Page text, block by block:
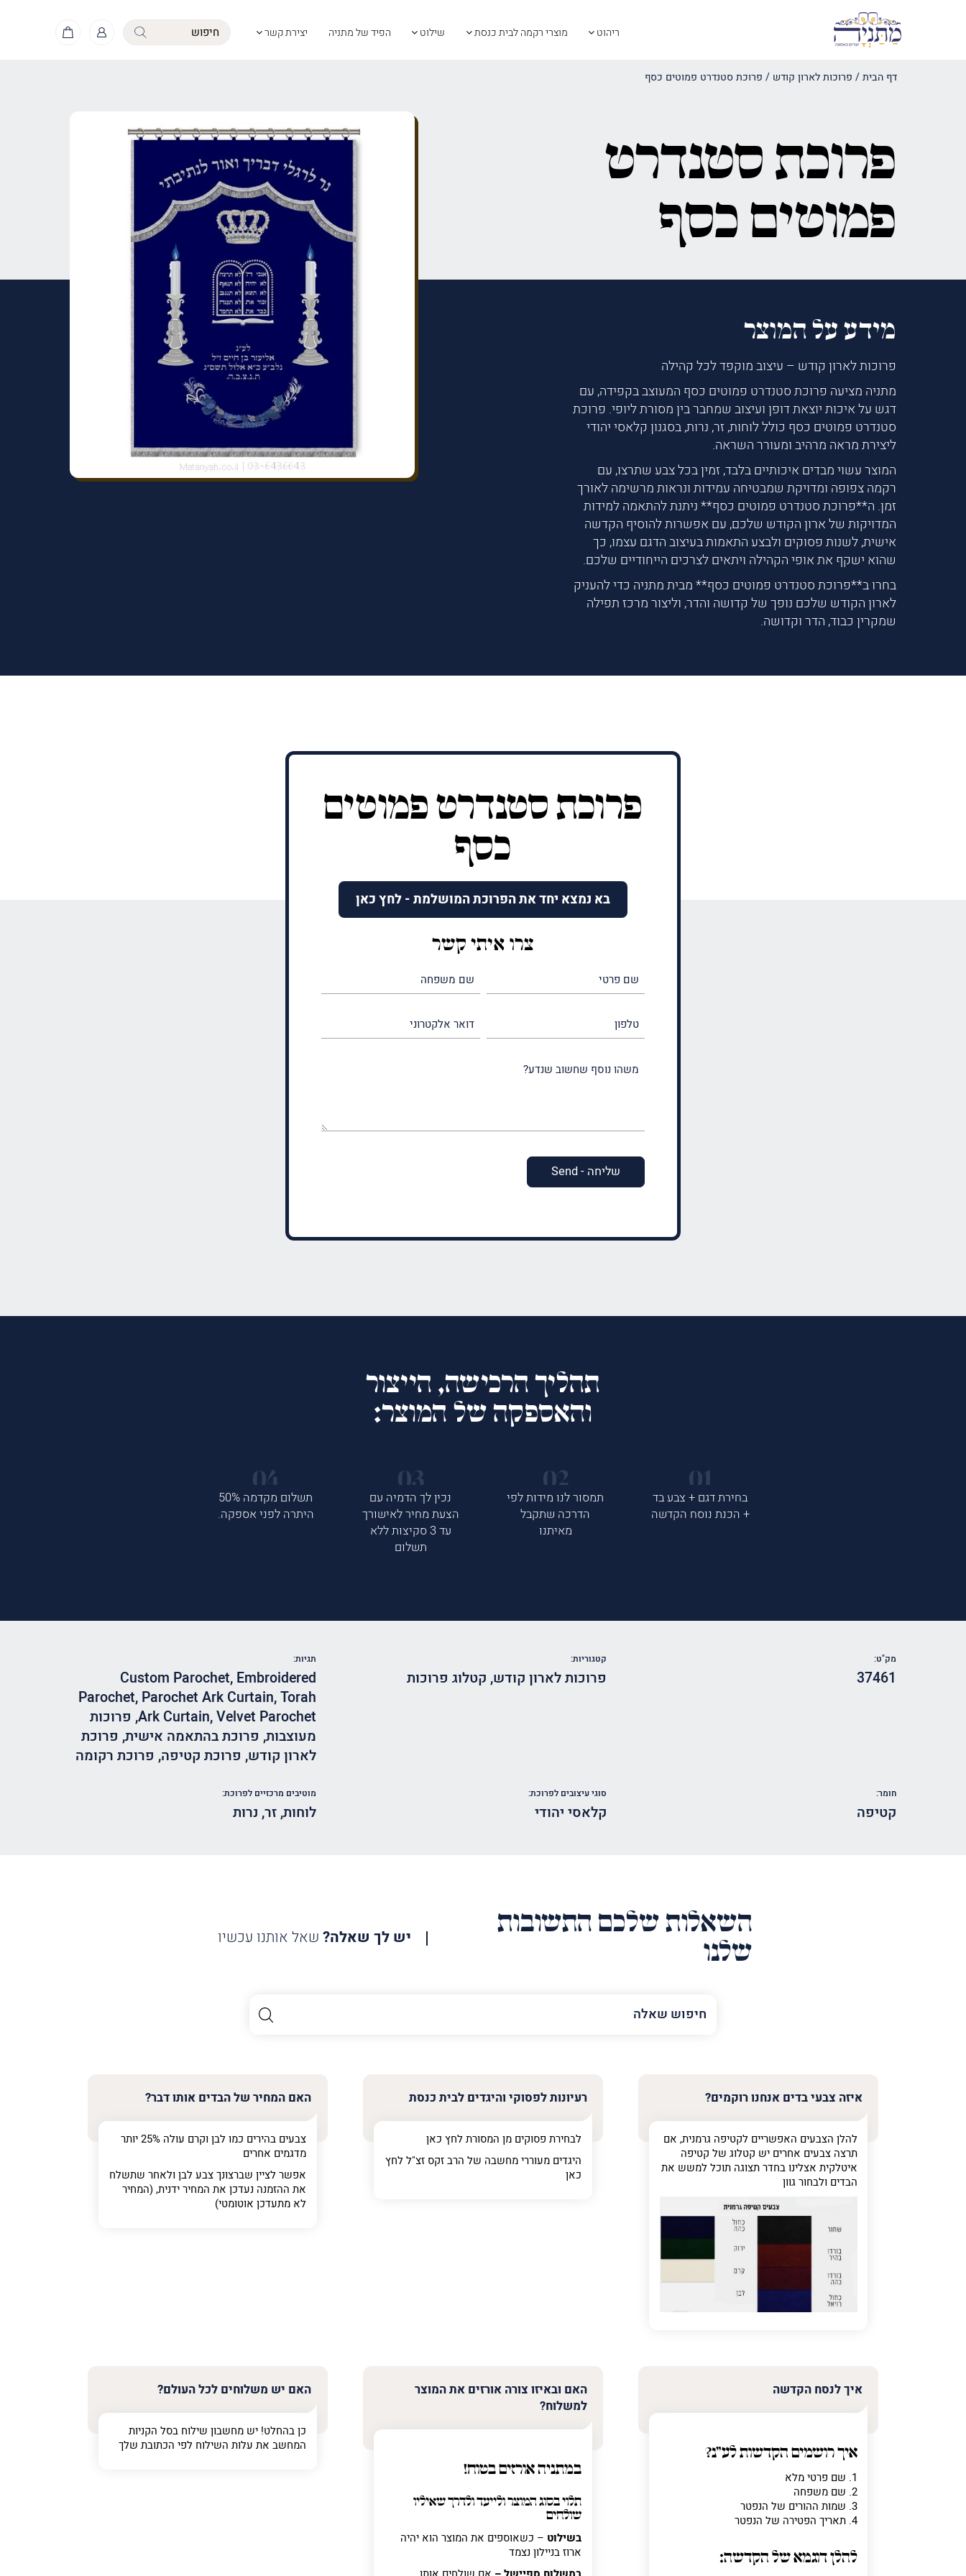
ריהוט מוצרי רקמה לבית כנסת שילוט הפיד של מתניה יצירת קשר
דף הבית/ פרוכות לארון קודש / פרוכת סטנדרט פמוטים כסף
פרוכת סטנדרט
פמוטים כסף
מידע על המוצר
פרוכות לארון קודש – עיצוב מוקפד לכל קהילה
מתניה מציעה פרוכת סטנדרט פמוטים כסף המעוצב בקפידה, עם
דגש על איכות יוצאת דופן ועיצוב שמחבר בין מסורת ליופי. פרוכת
סטנדרט פמוטים כסף כולל לוחות, זר, נרות, בסגנון קלאסי יהודי
ליצירת מראה מרהיב ומעורר השראה.
המוצר עשוי מבדים איכותיים בלבד, זמין בכל צבע שתרצו, עם
רקמה צפופה ומדויקת שמבטיחה עמידות ונראות מרשימה לאורך
זמן. ה**פרוכת סטנדרט פמוטים כסף** ניתנת להתאמה למידות
המדויקות של ארון הקודש שלכם, עם אפשרות להוסיף הקדשה
אישית, לשנות פסוקים ולבצע התאמות בעיצוב הדגם עצמו, כך
שהוא ישקף את אופי הקהילה ויתאים לצרכים הייחודיים שלכם.
בחרו ב**פרוכת סטנדרט פמוטים כסף** מבית מתניה כדי להעניק
לארון הקודש שלכם נופך של קדושה והדר, וליצור מרכז תפילה
שמקרין כבוד, הדר וקדושה.
פרוכת סטנדרט פמוטים
כסף
בא נמצא יחד את הפרוכת המושלמת - לחץ כאן
צרו איתי קשר
תהליך הרכישה, הייצור
והאספקה של המוצר:
בחירת דגם + צבע בד
+ הכנת נוסח הקדשה
תמסור לנו מידות לפי
הדרכה שתקבל
מאיתנו
נכין לך הדמיה עם
הצעת מחיר לאישורך
עד 3 סקיצות ללא
תשלום
תשלום מקדמה 50%
היתרה לפני אספקה.
מק"ט:
37461
קטגוריות:
פרוכות לארון קודש, קטלוג פרוכות
תגיות:
Custom Parochet, Embroidered
Parochet, Parochet Ark Curtain,Torah
Ark Curtain,Velvet Parochet
, פרוכות
מעוצבות, פרוכת בהתאמה אישית, פרוכת
לארון קודש, פרוכת קטיפה, פרוכת רקומה
חומר:
קטיפה
סוגי עיצובים לפרוכת:
קלאסי יהודי
מוטיבים מרכזיים לפרוכת:
לוחות, זר, נרות
השאלות שלכם התשובות
שלנו
יש לך שאלה? שאל אותנו עכשיו
פרט
על
מה
איזה צבעי בדים אנחנו רוקמים?
להלן הצבעים האפשריים לקטיפה גרמנית, אם
תרצה צבעים אחרים יש קטלוג של קטיפה
איטלקית אצלינו בחדר תצוגה תוכל למשש את
הבדים ולבחור גוון
רעיונות לפסוקי והיגדים לבית כנסת
לבחירת פסוקים מן המסורת לחץ כאן
היגדים מעוררי מחשבה של הרב זקס זצ"ל לחץ
כאן
האם המחיר של הבדים אותו דבר?
צבעים בהירים כמו לבן וקרם עולה 25% יותר
מדגמים אחרים
אפשר לציין שברצונך צבע לבן ולאחר שתשלח
את ההזמנה נעדכן את המחיר ידנית, (המחיר
לא מתעדכן אוטומטי)
איך לנסח הקדשה
איך רושמים הקדשות לע"נ?
1. שם פרטי מלא
2. שם משפחה
3. שמות ההורים של הנפטר
4. תאריך הפטירה של הנפטר
להלן דוגמא של הקדשה:
האם ובאיזו צורה אורזים את המוצר
למשלוח?
במתניה אורזים בטוח!
תלוי בסוג המוצר ולייעד ולדרך שאיליו
שולחים
בשילוט – כשאוספים את המוצר הוא יהיה
ארוז בניילון נצמד
האם יש משלוחים לכל העולם?
כן בהחלט! יש מחשבון שילוח בסל הקניות
המחשב את עלות השילוח לפי הכתובת שלך